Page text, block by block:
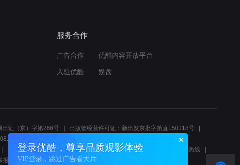
登录优酷，尊享品质观影体验
VIP登录，跳过广告看大片
服务合作
广告合作 优酷内容开放平台
入驻优酷 娱盘
出证（京）字第266号
出版物经营许可证：新出发京批字第直150118号
网络110报警服务 北京互联网举报中心
北京12345文化市场举报热线
报:电话4008100580、邮箱youkujubao@service.alibaba.com